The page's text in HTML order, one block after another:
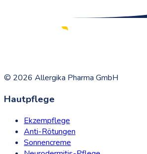
© 2026 Allergika Pharma GmbH
Hautpflege
Ekzempflege
Anti-Rötungen
Sonnencreme